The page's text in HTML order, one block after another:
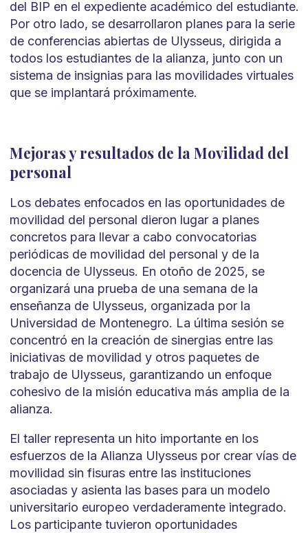
del BIP en el expediente académico del estudiante.
Por otro lado, se desarrollaron planes para la serie
de conferencias abiertas de Ulysseus, dirigida a
todos los estudiantes de la alianza, junto con un
sistema de insignias para las movilidades virtuales
que se implantará próximamente.
Mejoras y resultados de la Movilidad del
personal
Los debates enfocados en las oportunidades de
movilidad del personal dieron lugar a planes
concretos para llevar a cabo convocatorias
periódicas de movilidad del personal y de la
docencia de Ulysseus. En otoño de 2025, se
organizará una prueba de una semana de la
enseñanza de Ulysseus, organizada por la
Universidad de Montenegro. La última sesión se
concentró en la creación de sinergias entre las
iniciativas de movilidad y otros paquetes de
trabajo de Ulysseus, garantizando un enfoque
cohesivo de la misión educativa más amplia de la
alianza.
El taller representa un hito importante en los
esfuerzos de la Alianza Ulysseus por crear vías de
movilidad sin fisuras entre las instituciones
asociadas y asienta las bases para un modelo
universitario europeo verdaderamente integrado.
Los participante tuvieron oportunidades